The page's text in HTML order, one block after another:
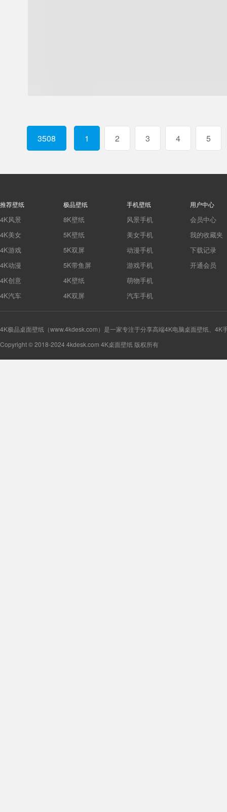
3508 1 2 3 4 5
推荐壁纸
4K风景
4K美女
4K游戏
4K动漫
4K创意
4K汽车
极品壁纸
8K壁纸
5K壁纸
5K双屏
5K带鱼屏
4K壁纸
4K双屏
手机壁纸
风景手机
美女手机
动漫手机
游戏手机
萌物手机
汽车手机
用户中心
会员中心
我的收藏夹
下载记录
开通会员
4K极品桌面壁纸（www.4kdesk.com）是一家专注于分享高端4K电脑桌面壁纸、4K
Copyright © 2018-2024 4kdesk.com 4K桌面壁纸 版权所有